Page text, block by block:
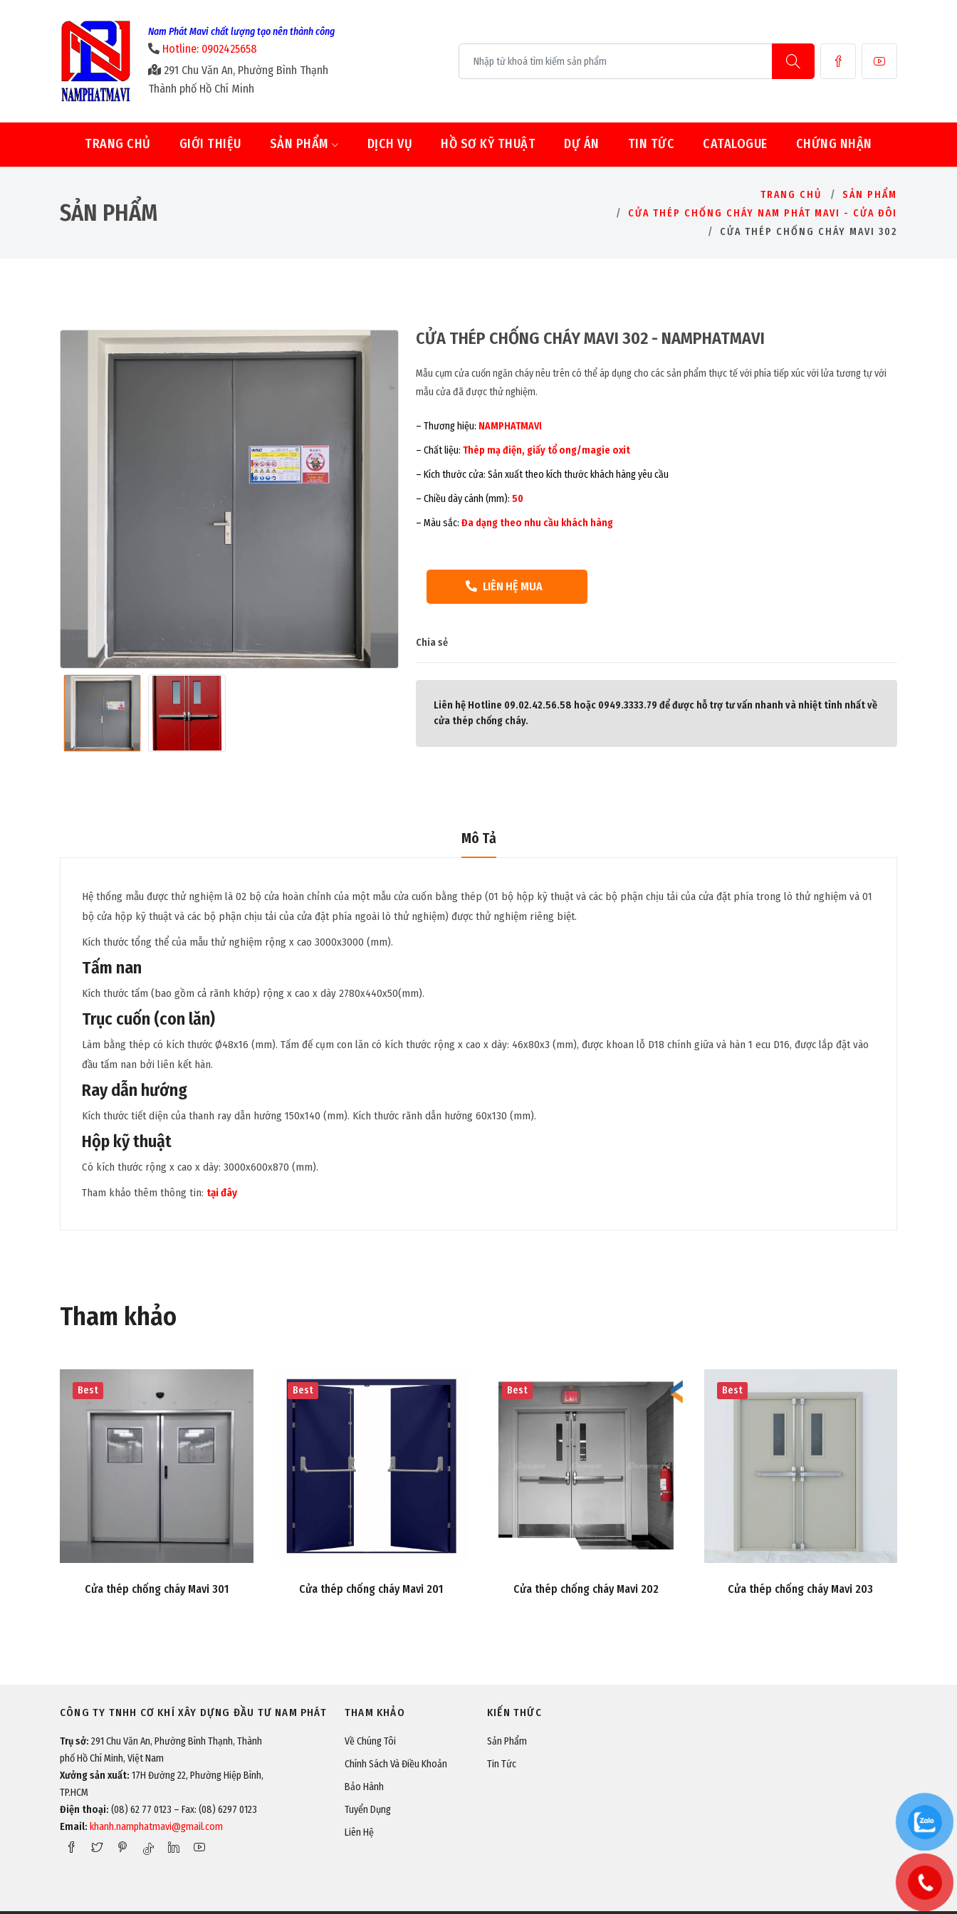
Nam Phát Mavi chất lượng tạo nên thành công
Hotline: 0902425658
291 Chu Văn An, Phường Bình Thạnh
Thành phố Hồ Chí Minh
TRANG CHỦ GIỚI THIỆU SẢN PHẨM DỊCH VỤ HỒ SƠ KỸ THUẬT DỰ ÁN TIN TỨC CATALOGUE CHỨNG NHẬN
SẢN PHẨM
TRANG CHỦ
SẢN PHẨM
CỬA THÉP CHỐNG CHÁY NAM PHÁT MAVI - CỬA ĐÔI
CỬA THÉP CHỐNG CHÁY MAVI 302
CỬA THÉP CHỐNG CHÁY MAVI 302 - NAMPHATMAVI
Mẫu cụm cửa cuốn ngăn cháy nêu trên có thể áp dụng cho các sản phẩm thực tế với phía tiếp xúc với lửa tương tự với
mẫu cửa đã được thử nghiệm.
– Thương hiệu: NAMPHATMAVI
– Chất liệu: Thép mạ điện, giấy tổ ong/magie oxit
– Kích thước cửa: Sản xuất theo kích thước khách hàng yêu cầu
– Chiều dày cánh (mm): 50
– Màu sắc: Đa dạng theo nhu cầu khách hàng
LIÊN HỆ MUA
Chia sẻ
Liên hệ Hotline 09.02.42.56.58 hoặc 0949.3333.79 để được hỗ trợ tư vấn nhanh và nhiệt tình nhất về
cửa thép chống cháy.
Mô Tả
Hệ thống mẫu được thử nghiệm là 02 bộ cửa hoàn chỉnh của một mẫu cửa cuốn bằng thép (01 bộ hộp kỹ thuật và các bộ phận chịu tải của cửa đặt phía trong lò thử nghiệm và 01
bộ cửa hộp kỹ thuật và các bộ phận chịu tải của cửa đặt phía ngoài lò thử nghiệm) được thử nghiệm riêng biệt.
Kích thước tổng thể của mẫu thử nghiệm rộng x cao 3000x3000 (mm).
Tấm nan
Kích thước tấm (bao gồm cả rãnh khớp) rộng x cao x dày 2780x440x50(mm).
Trục cuốn (con lăn)
Làm bằng thép có kích thước Ø48x16 (mm). Tấm đế cụm con lăn có kích thước rộng x cao x dày: 46x80x3 (mm), được khoan lỗ D18 chính giữa và hàn 1 ecu D16, được lắp đặt vào
đầu tấm nan bởi liên kết hàn.
Ray dẫn hướng
Kích thước tiết diện của thanh ray dẫn hướng 150x140 (mm). Kích thước rãnh dẫn hướng 60x130 (mm).
Hộp kỹ thuật
Có kích thước rộng x cao x dày: 3000x600x870 (mm).
Tham khảo thêm thông tin: tại đây
Tham khảo
Best
Cửa thép chống cháy Mavi 301
Best
Cửa thép chống cháy Mavi 201
Best
Cửa thép chống cháy Mavi 202
Best
Cửa thép chống cháy Mavi 203
CÔNG TY TNHH CƠ KHÍ XÂY DỰNG ĐẦU TƯ NAM PHÁT
Trụ sở: 291 Chu Văn An, Phường Bình Thạnh, Thành
phố Hồ Chí Minh, Việt Nam
Xưởng sản xuất: 17H Đường 22, Phường Hiệp Bình,
TP.HCM
Điện thoại: (08) 62 77 0123 – Fax: (08) 6297 0123
Email: khanh.namphatmavi@gmail.com
THAM KHẢO
Về Chúng Tôi
Chính Sách Và Điều Khoản
Bảo Hành
Tuyển Dụng
Liên Hệ
KIẾN THỨC
Sản Phẩm
Tin Tức